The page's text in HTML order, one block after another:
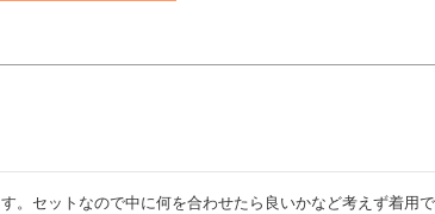
。セットなので中に何を合わせたら良いかなど考えず着用